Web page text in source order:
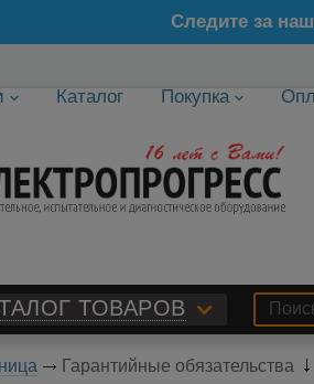
Следите за
Каталог Покупка
ТОВАРОВ
Гарантийные обязательства